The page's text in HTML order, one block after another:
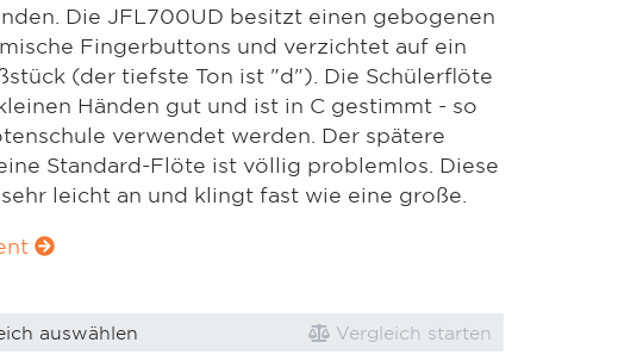
Die JFL700UD besitzt einen gebogenen
Fingerbuttons und verzichtet auf ein
(der tiefste Ton ist "d"). Die Schülerflöte
Händen gut und ist in C gestimmt - so
verwendet werden. Der spätere
Standard-Flöte ist völlig problemlos. Diese
leicht an und klingt fast wie eine große.
auswählen Vergleich starten